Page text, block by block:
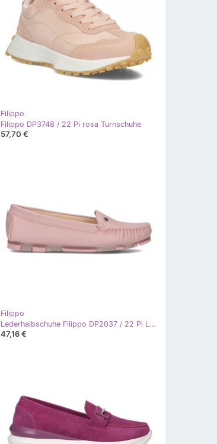
Filippo
Filippo DP3748 / 22 Pi rosa Turnschuhe
57,70 €
Filippo
Lederhalbschuhe Filippo DP2037 / 22 Pi Li rosa
47,16 €